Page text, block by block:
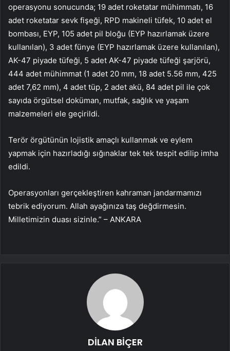
operasyonu sonucunda; 19 adet roketatar mühimmatı, 16
adet roketatar sevk fişeği, RPD makineli tüfek, 10 adet el
bombası, EYP, 105 adet pil bloğu (EYP hazırlamak üzere
kullanılan), 3 adet fünye (EYP hazırlamak üzere kullanılan),
AK-47 piyade tüfeği, 5 adet AK-47 piyade tüfeği şarjörü,
444 adet mühimmat (1 adet 20 mm, 18 adet 5.56 mm, 425
adet 7,62 mm), 4 adet tüp, 2 adet akü, 84 adet pil ile çok
sayıda örgütsel doküman, mutfak, sağlık ve yaşam
malzemeleri ele geçirildi.
Terör örgütünün lojistik amaçlı kullanmak ve eylem
yapmak için hazırladığı sığınaklar tek tek tespit edilip imha
edildi.
Operasyonları gerçekleştiren kahraman jandarmamızı
tebrik ediyorum. Allah ayağınıza taş değdirmesin.
Milletimizin duası sizinle.” – ANKARA
DİLAN BİÇER